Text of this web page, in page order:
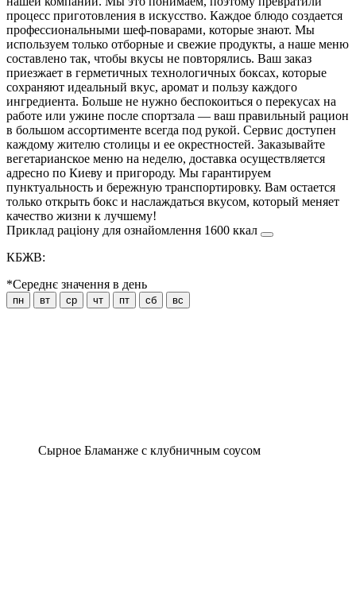
процесс приготовления в искусство. Каждое блюдо создается
профессиональными шеф-поварами, которые знают. Мы
используем только отборные и свежие продукты, а наше меню
составлено так, чтобы вкусы не повторялись. Ваш заказ
приезжает в герметичных технологичных боксах, которые
сохраняют идеальный вкус, аромат и пользу каждого
ингредиента. Больше не нужно беспокоиться о перекусах на
работе или ужине после спортзала — ваш правильный рацион
в большом ассортименте всегда под рукой. Сервис доступен
каждому жителю столицы и ее окрестностей. Заказывайте
вегетарианское меню на неделю, доставка осуществляется
адресно по Киеву и пригороду. Мы гарантируем
пунктуальность и бережную транспортировку. Вам остается
только открыть бокс и наслаждаться вкусом, который меняет
качество жизни к лучшему!
Приклад раціону для ознайомлення 1600 ккал
КБЖВ:
*Середнє значення в день
пн вт ср чт пт сб вс
Сырное Бламанже с клубничным соусом